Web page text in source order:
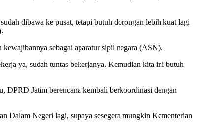
dibawa ke pusat, tetapi butuh dorongan lebih kuat lagi
sebagai aparatur sipil negara (ASN).
ya, sudah tuntas bekerjanya. Kemudian kita ini butuh
DPRD Jatim berencana kembali berkoordinasi dengan
Dalam Negeri lagi, supaya sesegera mungkin Kementerian